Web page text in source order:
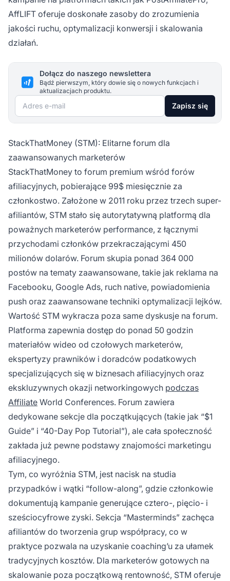
AffLIFT oferuje doskonałe zasoby do zrozumienia
jakości ruchu, optymalizacji konwersji i skalowania
działań.
Dołącz do naszego newslettera
Bądź pierwszym, który dowie się o nowych funkcjach i
aktualizacjach produktu.
Adres e-mail Zapisz się
StackThatMoney (STM): Elitarne forum dla
zaawansowanych marketerów
StackThatMoney to forum premium wśród forów
afiliacyjnych, pobierające 99$ miesięcznie za
członkostwo. Założone w 2011 roku przez trzech super-
afiliantów, STM stało się autorytatywną platformą dla
poważnych marketerów performance, z łącznymi
przychodami członków przekraczającymi 450
milionów dolarów. Forum skupia ponad 364 000
postów na tematy zaawansowane, takie jak reklama na
Facebooku, Google Ads, ruch native, powiadomienia
push oraz zaawansowane techniki optymalizacji lejków.
Wartość STM wykracza poza same dyskusje na forum.
Platforma zapewnia dostęp do ponad 50 godzin
materiałów wideo od czołowych marketerów,
ekspertyzy prawników i doradców podatkowych
specjalizujących się w biznesach afiliacyjnych oraz
ekskluzywnych okazji networkingowych podczas
Affiliate World Conferences. Forum zawiera
dedykowane sekcje dla początkujących (takie jak “$1
Guide” i “40-Day Pop Tutorial”), ale cała społeczność
zakłada już pewne podstawy znajomości marketingu
afiliacyjnego.
Tym, co wyróżnia STM, jest nacisk na studia
przypadków i wątki “follow-along”, gdzie członkowie
dokumentują kampanie generujące cztero-, pięcio- i
sześciocyfrowe zyski. Sekcja “Masterminds” zachęca
afiliantów do tworzenia grup współpracy, co w
praktyce pozwala na uzyskanie coaching’u za ułamek
tradycyjnych kosztów. Dla marketerów gotowych na
skalowanie poza początkową rentowność, STM oferuje